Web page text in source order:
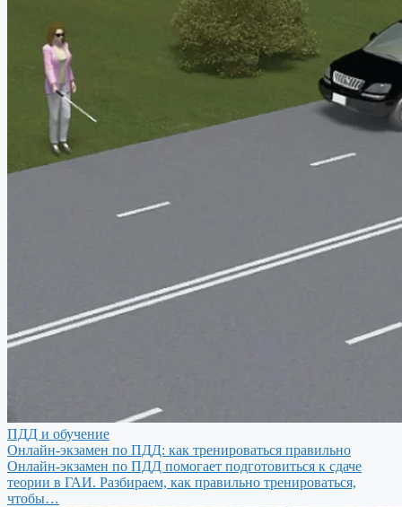
ПДД и обучение
Онлайн-экзамен по ПДД: как тренироваться правильно
Онлайн-экзамен по ПДД помогает подготовиться к сдаче
теории в ГАИ. Разбираем, как правильно тренироваться,
чтобы…